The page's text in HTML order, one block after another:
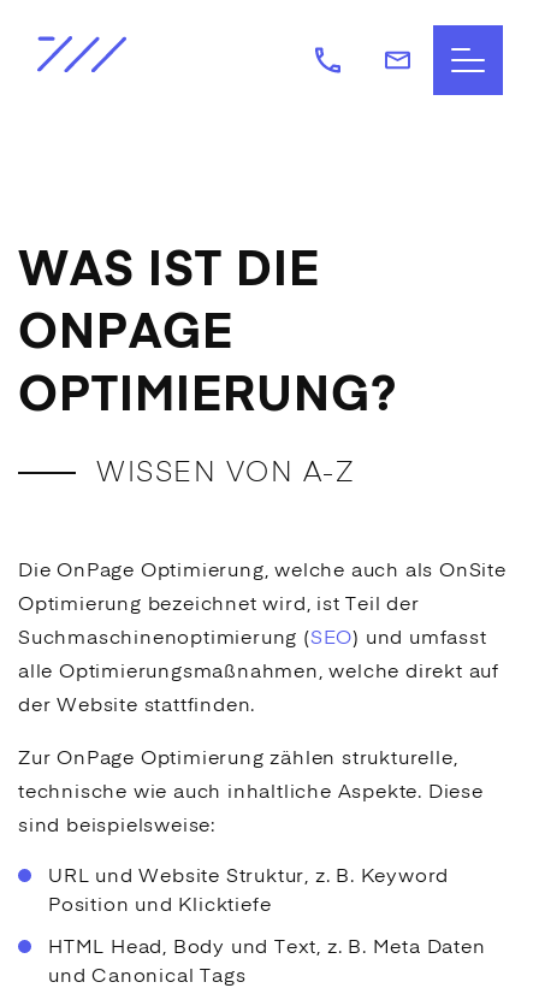
WAS IST DIE
ONPAGE
OPTIMIERUNG?
WISSEN VON A-Z
Die OnPage Optimierung, welche auch als OnSite
Optimierung bezeichnet wird, ist Teil der
Suchmaschinenoptimierung (SEO) und umfasst
alle Optimierungsmaßnahmen, welche direkt auf
der Website stattfinden.
Zur OnPage Optimierung zählen strukturelle,
technische wie auch inhaltliche Aspekte. Diese
sind beispielsweise:
URL und Website Struktur, z. B. Keyword
Position und Klicktiefe
HTML Head, Body und Text, z. B. Meta Daten
und Canonical Tags